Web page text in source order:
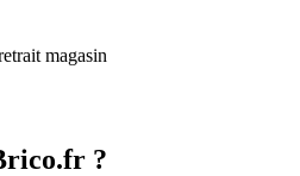
magasin
?